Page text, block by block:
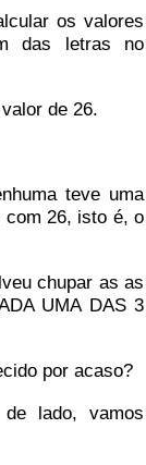
os valores
das letras no
de 26.
teve uma
com 26, isto é, o
chupar as as
UMA DAS 3
por acaso?
lado, vamos